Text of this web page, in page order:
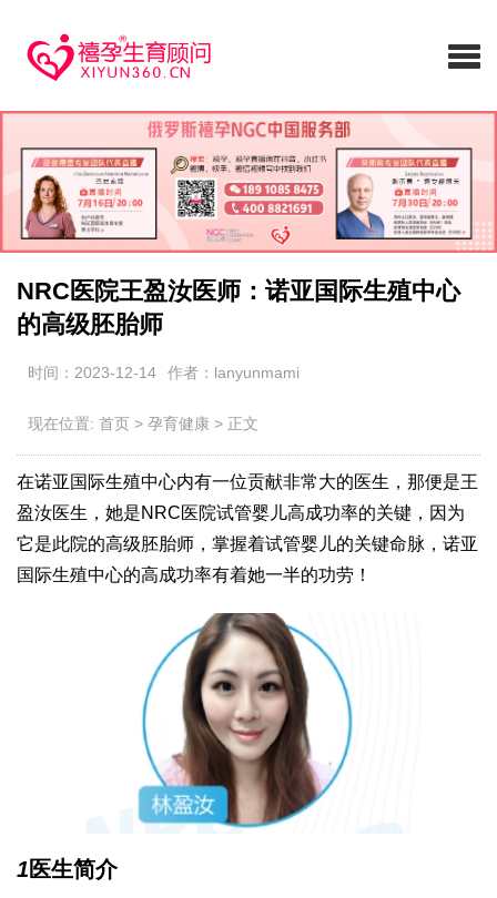
NRC医院王盈汝医师：诺亚国际生殖中心
的高级胚胎师
时间：2023-12-14 作者：lanyunmami
现在位置: 首页 > 孕育健康 > 正文
在诺亚国际生殖中心内有一位贡献非常大的医生，那便是王
盈汝医生，她是NRC医院试管婴儿高成功率的关键，因为
它是此院的高级胚胎师，掌握着试管婴儿的关键命脉，诺亚
国际生殖中心的高成功率有着她一半的功劳！
1医生简介